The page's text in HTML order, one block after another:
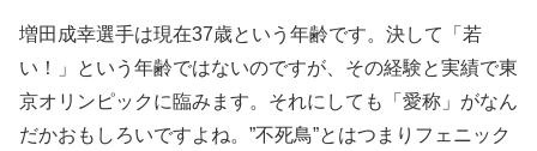
増田成幸選手は現在37歳という年齢です。決して「若
い！」という年齢ではないのですが、その経験と実績で東
京オリンピックに臨みます。それにしても「愛称」がなん
だかおもしろいですよね。”不死鳥”とはつまりフェニック